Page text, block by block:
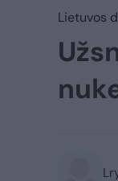
Lietuvos